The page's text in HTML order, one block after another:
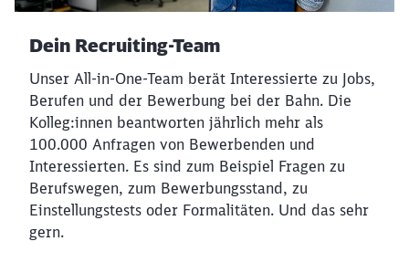
Dein Recruiting-Team
Unser All-in-One-Team berät Interessierte zu Jobs,
Berufen und der Bewerbung bei der Bahn. Die
Kolleg:innen beantworten jährlich mehr als
100.000 Anfragen von Bewerbenden und
Interessierten. Es sind zum Beispiel Fragen zu
Berufswegen, zum Bewerbungsstand, zu
Einstellungstests oder Formalitäten. Und das sehr
gern.